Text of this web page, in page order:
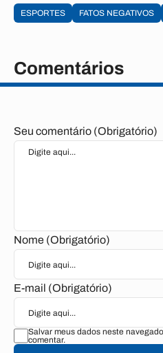
ESPORTES FATOS NEGATIVOS
Comentários
Seu comentário (Obrigatório)
Nome (Obrigatório)
E-mail (Obrigatório)
Salvar meus dados neste
comentar.